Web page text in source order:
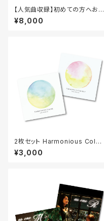
【人気曲収録】初めての方へおす
すめの人気作3点セット
¥8,000
2枚セット Harmonious Color
s I・II - ヒーリングジャズ・室内
楽アルバム - 桃瀬茉莉
¥3,000